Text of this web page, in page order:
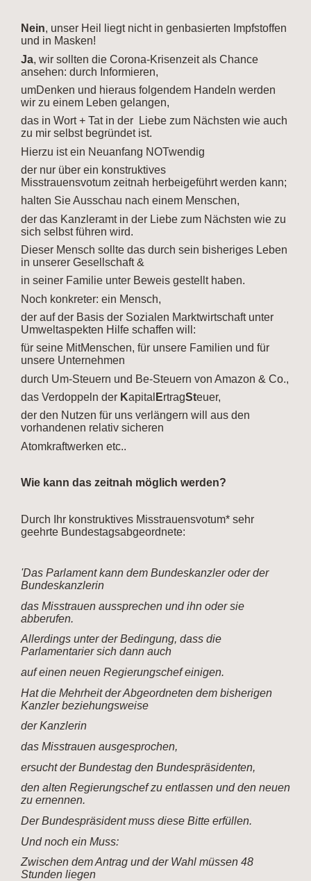
Nein, unser Heil liegt nicht in genbasierten Impfstoffen
und in Masken!
Ja, wir sollten die Corona-Krisenzeit als Chance
ansehen: durch Informieren,
umDenken und hieraus folgendem Handeln werden
wir zu einem Leben gelangen,
das in Wort + Tat in der Liebe zum Nächsten wie auch
zu mir selbst begründet ist.
Hierzu ist ein Neuanfang NOTwendig
der nur über ein konstruktives
Misstrauensvotum zeitnah herbeigeführt werden kann;
halten Sie Ausschau nach einem Menschen,
der das Kanzleramt in der Liebe zum Nächsten wie zu
sich selbst führen wird.
Dieser Mensch sollte das durch sein bisheriges Leben
in unserer Gesellschaft &
in seiner Familie unter Beweis gestellt haben.
Noch konkreter: ein Mensch,
der auf der Basis der Sozialen Marktwirtschaft unter
Umweltaspekten Hilfe schaffen will:
für seine MitMenschen, für unsere Familien und für
unsere Unternehmen
durch Um-Steuern und Be-Steuern von Amazon & Co.,
das Verdoppeln der Kapital ErtragSteuer,
der den Nutzen für uns verlängern will aus den
vorhandenen relativ sicheren
Atomkraftwerken etc..
Wie kann das zeitnah möglich werden?
Durch Ihr konstruktives Misstrauensvotum* sehr
geehrte Bundestagsabgeordnete:
'Das Parlament kann dem Bundeskanzler oder der
Bundeskanzlerin
das Misstrauen aussprechen und ihn oder sie
abberufen.
Allerdings unter der Bedingung, dass die
Parlamentarier sich dann auch
auf einen neuen Regierungschef einigen.
Hat die Mehrheit der Abgeordneten dem bisherigen
Kanzler beziehungsweise
der Kanzlerin
das Misstrauen ausgesprochen,
ersucht der Bundestag den Bundespräsidenten,
den alten Regierungschef zu entlassen und den neuen
zu ernennen.
Der Bundespräsident muss diese Bitte erfüllen.
Und noch ein Muss:
Zwischen dem Antrag und der Wahl müssen 48
Stunden liegen